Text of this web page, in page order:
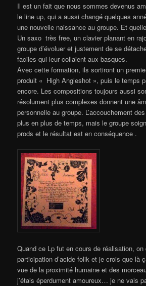
Il est un fait que nous sommes devenus
le line up, qui a aussi changé quelques
une nouvelle naissance au groupe. Et
Un saxo très free, un clavier planant en
groupe d’évoluer et justement de se
faciles qui leur collaient aux basques.
Avec cette formation, ils sortiront un
produit « High Angleshot », puis le temps
encore. Les compositions toujours aussi
résolument plus complexes donnent une
personnelle au groupe. L’accouchement
plus en plus de temps, mais le groupe
prods et le résultat est en conséquence .
Quand ce Lp fut en cours de réalisation, on
participation d’acide folik et je crois que là
vue de la proximité humaine et des
j’étais éperdument amoureux… je ne vais